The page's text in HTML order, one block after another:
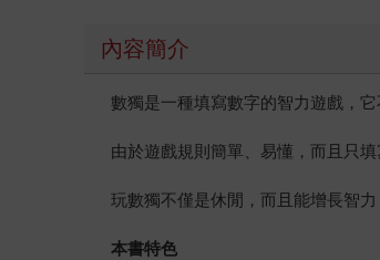
內容簡介
數獨是一種填寫數字的智力遊戲，它
由於遊戲規則簡單、易懂，而且只
玩數獨不僅是休閒，而且能增長智力
本書特色